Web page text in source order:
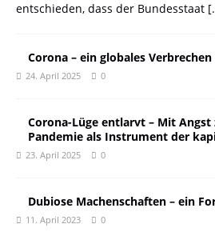
entschieden, dass der Bundesstaat
Corona – ein globales
24. April 2025 0
Corona-Lüge entlarvt – Mit
Pandemie als Instrument der
23. April 2025 0
Dubiose Machenschaften – ein
11. April 2023 0